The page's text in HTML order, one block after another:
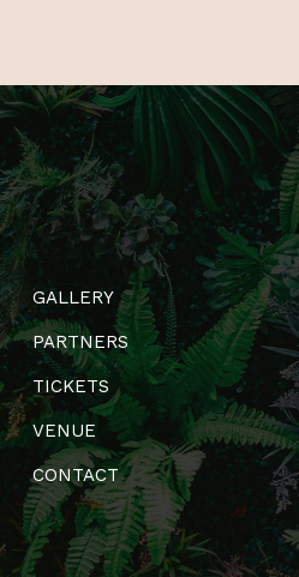
GALLERY
PARTNERS
TICKETS
VENUE
CONTACT